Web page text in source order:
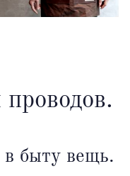
в быту вещь.